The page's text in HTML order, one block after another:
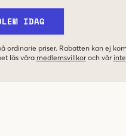
IDAG
ordinarie priser. Rabatten kan ej
läs våra medlemsvillkor och vår